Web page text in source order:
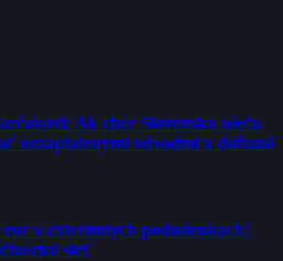
Ak chce Slovensku niečo
nezaplatenými odvodmi a daňami
v extrémnych podmienkach!
sieť